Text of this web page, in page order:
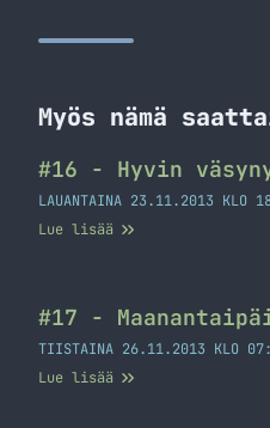
Myös nämä
#16 - Hyvin
LAUANTAINA 23.11.2013 KLO
Lue lisää
#17 -
TIISTAINA 26.11.2013 KLO
Lue lisää